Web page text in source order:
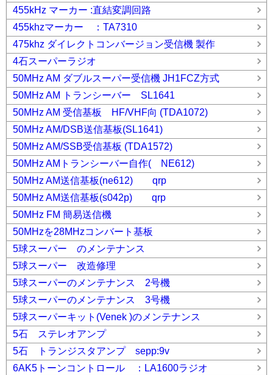
455kHz マーカー :直結変調回路
455khzマーカー ：TA7310
475khz ダイレクトコンバージョン受信機 製作
4石スーパーラジオ
50MHz AM ダブルスーパー受信機 JH1FCZ方式
50MHz AM トランシーバー SL1641
50MHz AM 受信基板 HF/VHF向 (TDA1072)
50MHz AM/DSB送信基板(SL1641)
50MHz AM/SSB受信基板 (TDA1572)
50MHz AMトランシーバー自作( NE612)
50MHz AM送信基板(ne612) qrp
50MHz AM送信基板(s042p) qrp
50MHz FM 簡易送信機
50MHzを28MHzコンバート基板
5球スーパー のメンテナンス
5球スーパー 改造修理
5球スーパーのメンテナンス 2号機
5球スーパーのメンテナンス 3号機
5球スーパーキット(Venek )のメンテナンス
5石 ステレオアンプ
5石 トランジスタアンプ sepp:9v
6AK5トーンコントロール ：LA1600ラジオ